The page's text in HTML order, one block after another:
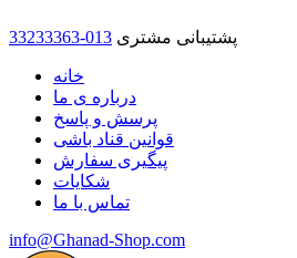
33233363-013 پشتیبانی مشتری
خانه
درباره ی ما
پرسش و پاسخ
قوانین قناد باشی
پیگیری سفارش
شکایات
تماس با ما
info@Ghanad-Shop.com